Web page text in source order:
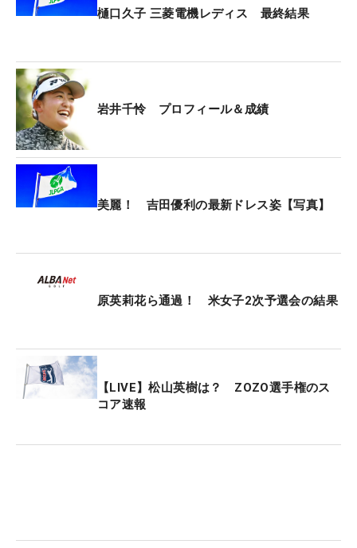
く思います」と、自身初の地元優勝を喜んだ。
ャラリーが応援グッズのタオルを手に声援を送っ
た。「3日間、友達と、親戚と、たくさんのタオル
と。応援していただいて、本当に力になりました。
残り試合は少ないですが、優勝目指して頑張ってい
きます」。
1、2フィニッシュを決めた姉・明愛とともに、12月
樋口久子 三菱電機レディス 最終結果
岩井千怜 プロフィール＆成績
美麗！ 吉田優利の最新ドレス姿【写真】
原英莉花ら通過！ 米女子2次予選会の結果
【LIVE】松山英樹は？ ZOZO選手権のス
コア速報